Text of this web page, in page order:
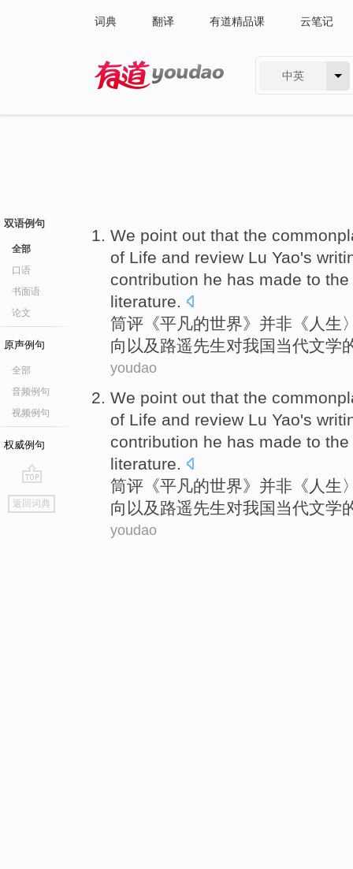
词典 翻译 有道精品课 云笔记
中英
双语例句
全部
口语
书面语
论文
原声例句
全部
音频例句
视频例句
权威例句
go
top
返回词典
We point out that the
of Life and review Lu Yao's
contribution he has made to the
literature.
筒评《平凡的世界》 并非 《 人生
向 以及 路遥先生对我国 当代文学
youdao
We point out that the
of Life and review Lu Yao's
contribution he has made to the
literature.
筒评《平凡的世界》 并非 《 人生
向 以及 路遥先生对我国 当代文学
youdao